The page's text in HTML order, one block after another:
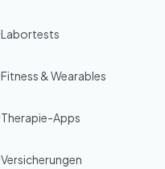
Labortests
Fitness & Wearables
Therapie-Apps
Versicherungen